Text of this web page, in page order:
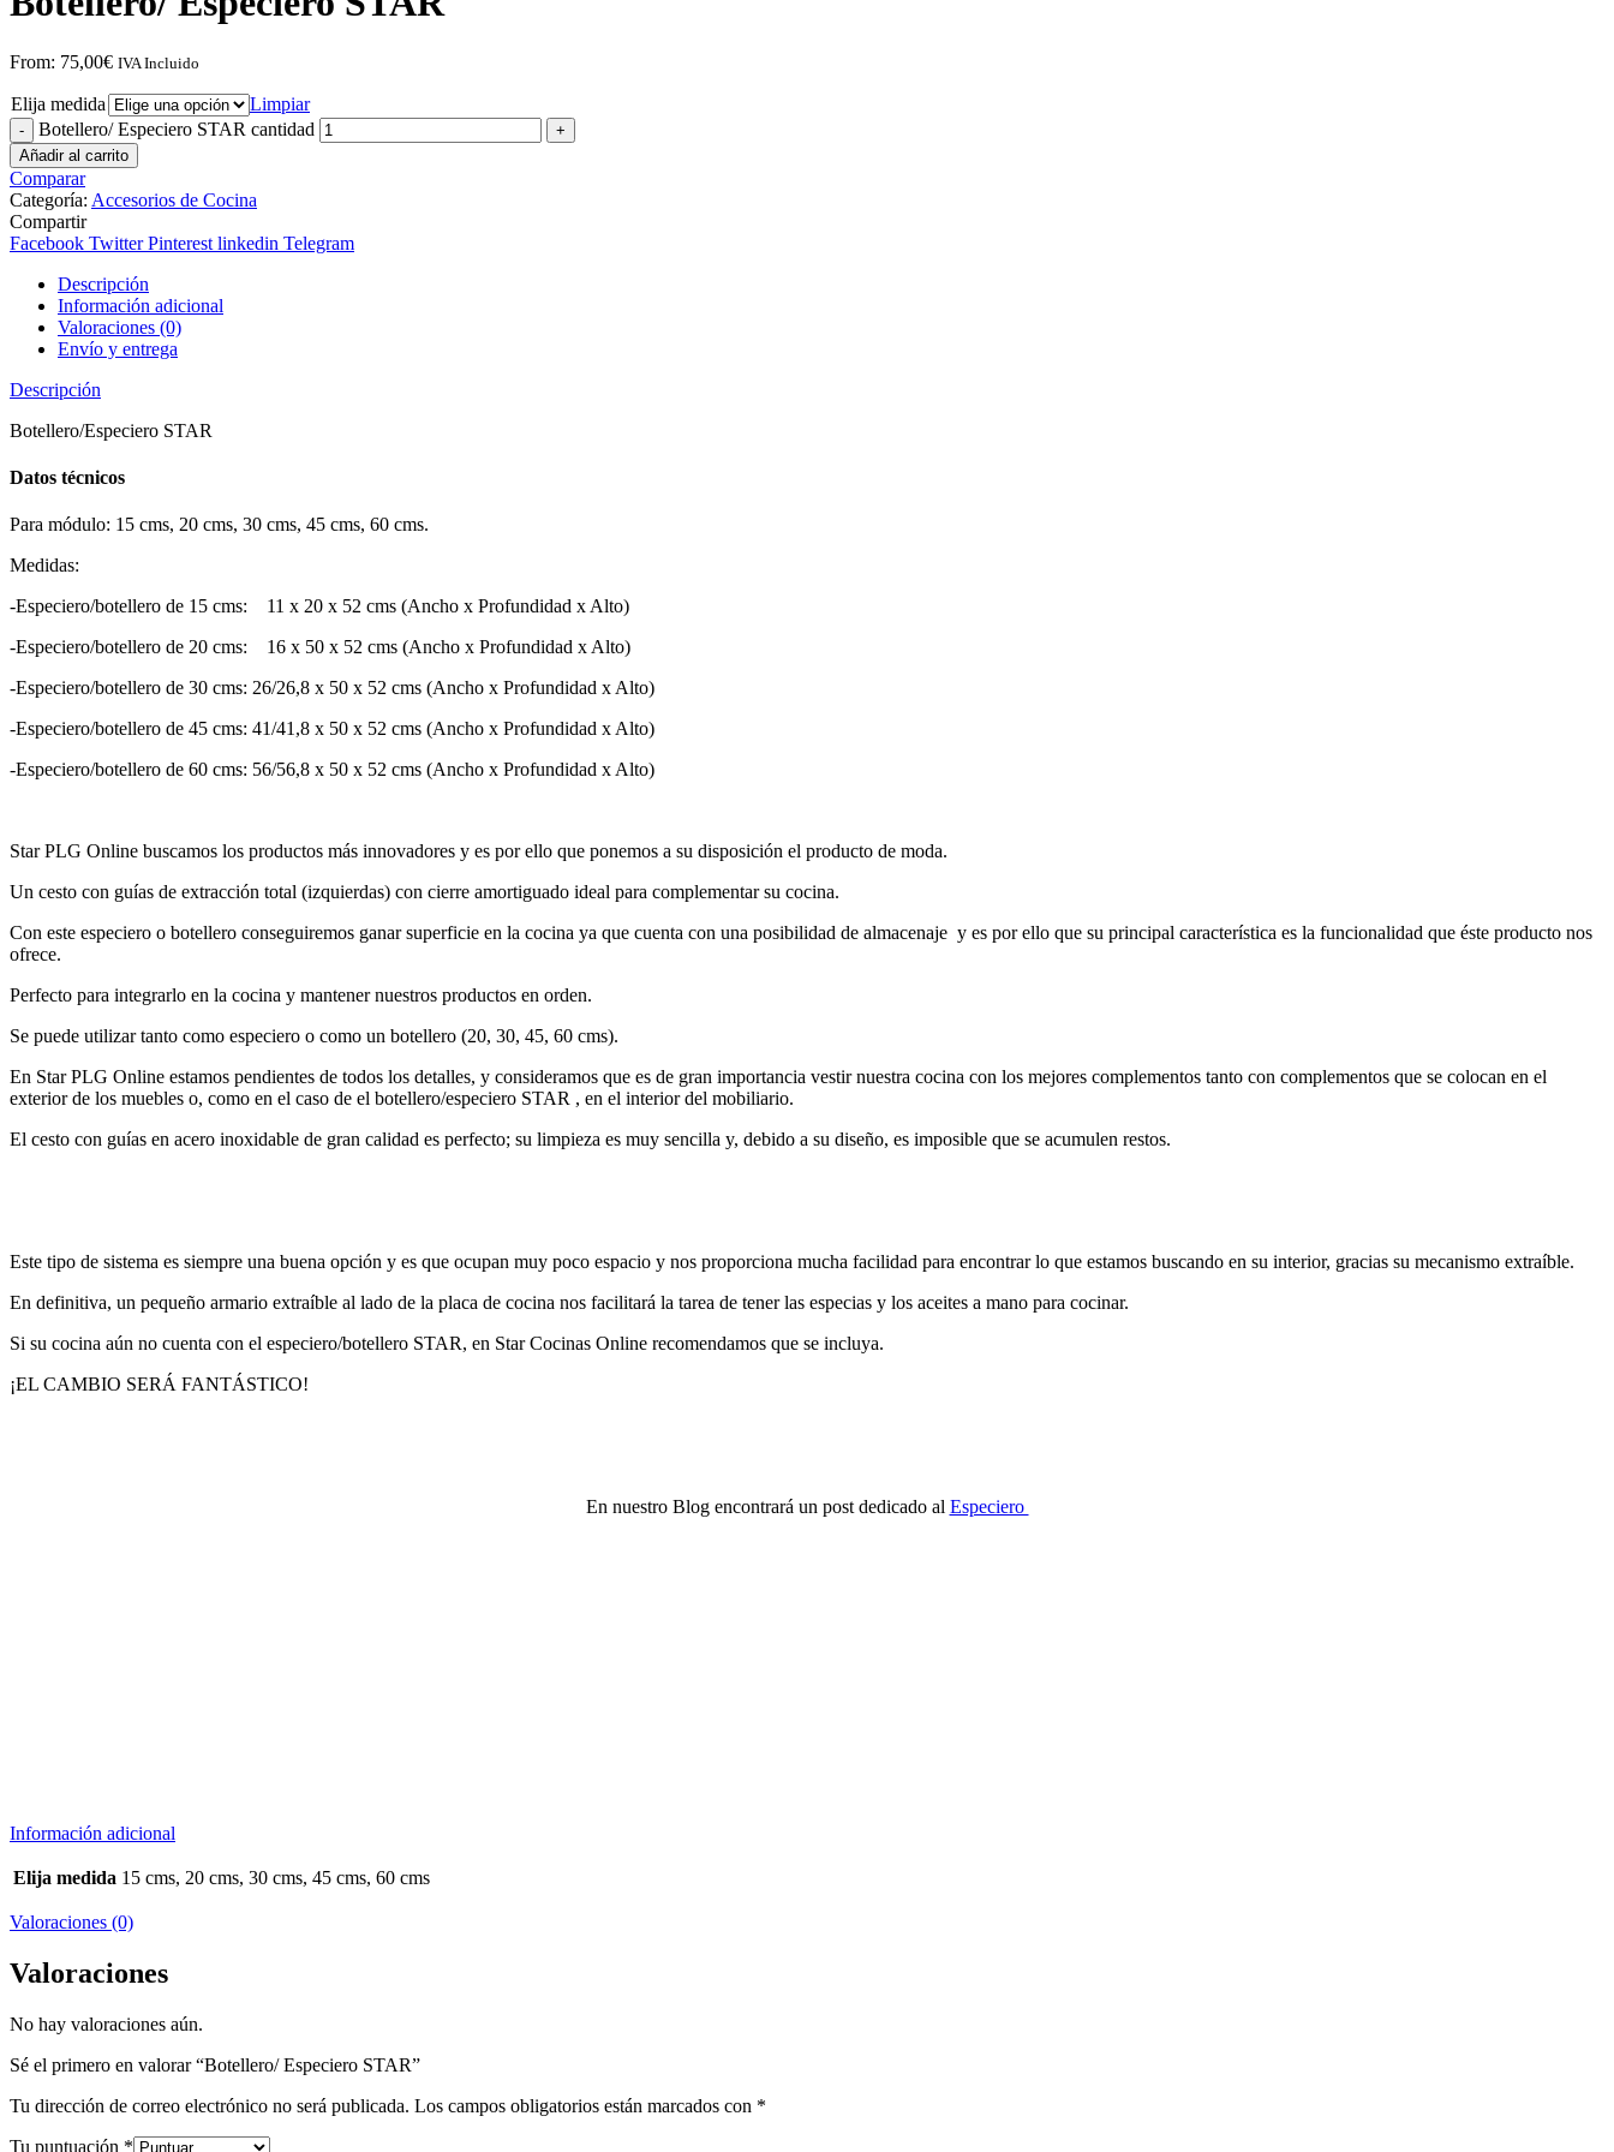
From: 75,00€ IVA Incluido
Elija medida
Limpiar
Botellero/ Especiero STAR cantidad
Añadir al carrito
Comparar
Categoría: Accesorios de Cocina
Compartir
Facebook Twitter Pinterest linkedin Telegram
Descripción
Información adicional
Valoraciones (0)
Envío y entrega
Descripción
Botellero/Especiero STAR
Datos técnicos
Para módulo: 15 cms, 20 cms, 30 cms, 45 cms, 60 cms.
Medidas:
-Especiero/botellero de 15 cms: 11 x 20 x 52 cms (Ancho x Profundidad x Alto)
-Especiero/botellero de 20 cms: 16 x 50 x 52 cms (Ancho x Profundidad x Alto)
-Especiero/botellero de 30 cms: 26/26,8 x 50 x 52 cms (Ancho x Profundidad x Alto)
-Especiero/botellero de 45 cms: 41/41,8 x 50 x 52 cms (Ancho x Profundidad x Alto)
-Especiero/botellero de 60 cms: 56/56,8 x 50 x 52 cms (Ancho x Profundidad x Alto)
Star PLG Online buscamos los productos más innovadores y es por ello que ponemos a su disposición el producto de moda.
Un cesto con guías de extracción total (izquierdas) con cierre amortiguado ideal para complementar su cocina.
Con este especiero o botellero conseguiremos ganar superficie en la cocina ya que cuenta con una posibilidad de almacenaje y es por ello que su principal característica es la funcionalidad que éste producto nos
ofrece.
Perfecto para integrarlo en la cocina y mantener nuestros productos en orden.
Se puede utilizar tanto como especiero o como un botellero (20, 30, 45, 60 cms).
En Star PLG Online estamos pendientes de todos los detalles, y consideramos que es de gran importancia vestir nuestra cocina con los mejores complementos tanto con complementos que se colocan en el
exterior de los muebles o, como en el caso de el botellero/especiero STAR , en el interior del mobiliario.
El cesto con guías en acero inoxidable de gran calidad es perfecto; su limpieza es muy sencilla y, debido a su diseño, es imposible que se acumulen restos.
Este tipo de sistema es siempre una buena opción y es que ocupan muy poco espacio y nos proporciona mucha facilidad para encontrar lo que estamos buscando en su interior, gracias su mecanismo extraíble.
En definitiva, un pequeño armario extraíble al lado de la placa de cocina nos facilitará la tarea de tener las especias y los aceites a mano para cocinar.
Si su cocina aún no cuenta con el especiero/botellero STAR, en Star Cocinas Online recomendamos que se incluya.
¡EL CAMBIO SERÁ FANTÁSTICO!
En nuestro Blog encontrará un post dedicado al Especiero
Información adicional
Elija medida 15 cms, 20 cms, 30 cms, 45 cms, 60 cms
Valoraciones (0)
Valoraciones
No hay valoraciones aún.
Sé el primero en valorar “Botellero/ Especiero STAR”
Tu dirección de correo electrónico no será publicada. Los campos obligatorios están marcados con *
Tu puntuación *